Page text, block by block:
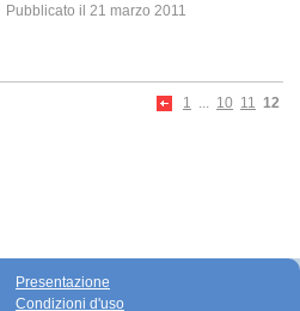
Pubblicato il 21 marzo 2011
1 ... 10 11 12
Presentazione
Condizioni d'uso